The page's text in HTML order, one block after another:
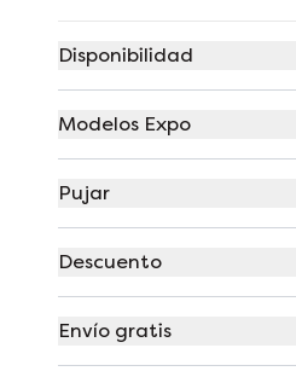
Disponibilidad
Modelos Expo
Pujar
Descuento
Envío gratis